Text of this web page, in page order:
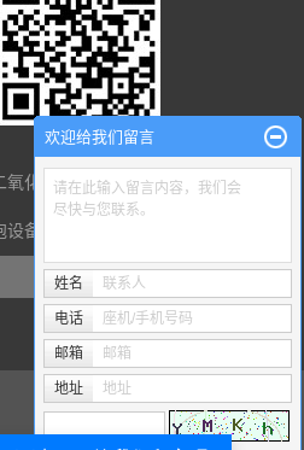
氧化碳萃取 气凝胶设备 超
设备
欢迎给我们留言
请在此输入留言内容，我们会
尽快与您联系。
姓名 联系人
电话 座机/手机号码
邮箱 邮箱
地址 地址